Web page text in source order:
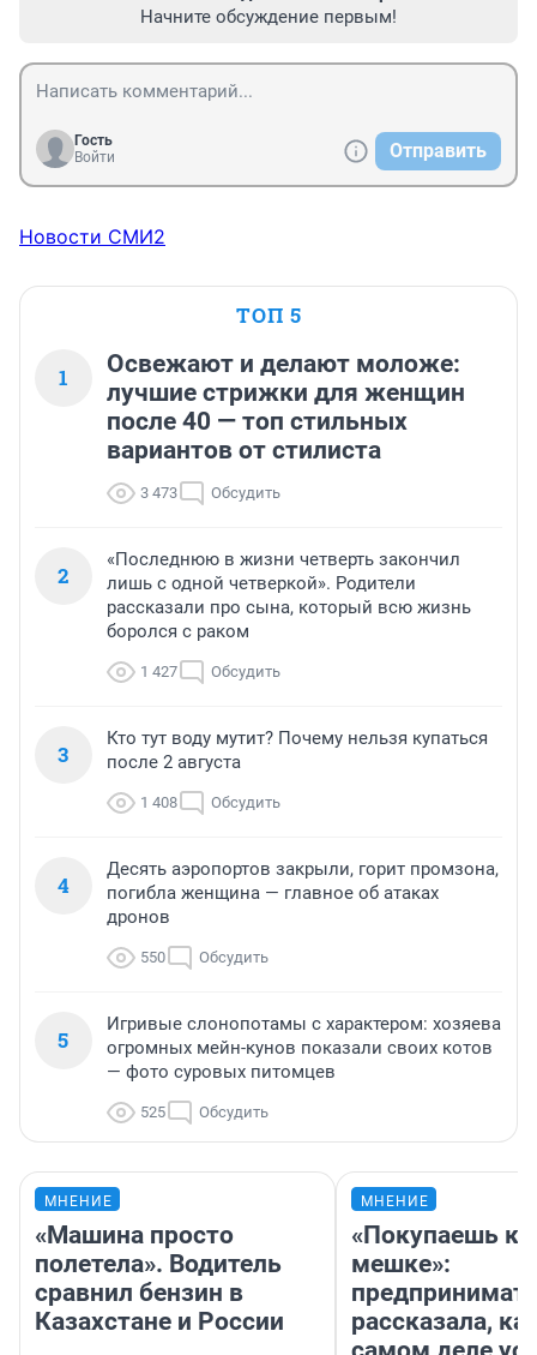
Начните обсуждение первым!
Гость
Войти
Отправить
Новости СМИ2
ТОП 5
1
Освежают и делают моложе:
лучшие стрижки для женщин
после 40 — топ стильных
вариантов от стилиста
3 473 Обсудить
2
«Последнюю в жизни четверть закончил
лишь с одной четверкой». Родители
рассказали про сына, который всю жизнь
боролся с раком
1 427 Обсудить
3
Кто тут воду мутит? Почему нельзя купаться
после 2 августа
1 408 Обсудить
4
Десять аэропортов закрыли, горит промзона,
погибла женщина — главное об атаках
дронов
550 Обсудить
5
Игривые слонопотамы с характером: хозяева
огромных мейн-кунов показали своих котов
— фото суровых питомцев
525 Обсудить
МНЕНИЕ
«Машина просто
полетела». Водитель
сравнил бензин в
Казахстане и России
МНЕНИЕ
«Покупаешь
мешке»:
рассказала,